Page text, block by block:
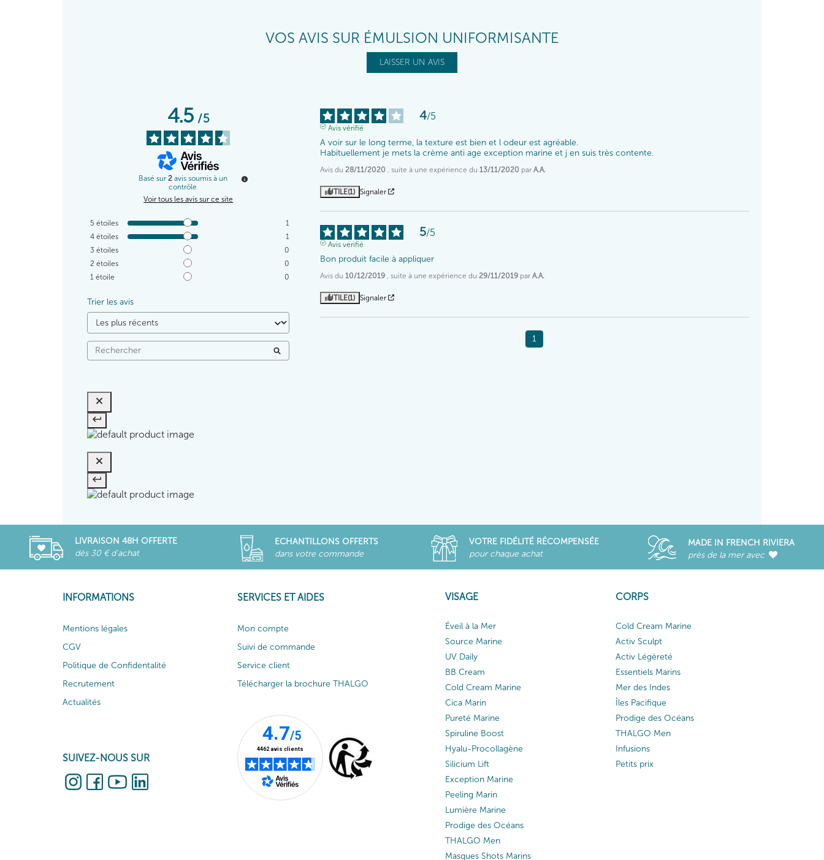
VOS AVIS SUR ÉMULSION UNIFORMISANTE
LAISSER UN AVIS
4.5/5
Basé sur 2 avis soumis à un
contrôle
Voir tous les avis sur ce site
5 étoiles
1
4 étoiles
1
3 étoiles
0
2 étoiles
0
1 étoile 0
Trier les avis
4/5
Avis vérifié
A voir sur le long terme, la texture est bien et l odeur est agréable.
Habituellement je mets la crème anti age exception marine et j en suis très contente.
Avis du 28/11/2020 , suite à une expérience du 13/11/2020 parA.A.
UTILE(1) Signaler
5/5
Avis vérifié
Bon produit facile à appliquer
Avis du 10/12/2019 , suite à une expérience du 29/11/2019 parA.A.
UTILE(1) Signaler
1
LIVRAISON 48H OFFERTE
dès 30 € d'achat
ECHANTILLONS OFFERTS
dans votre commande
VOTRE FIDÉLITÉ RÉCOMPENSÉE
pour chaque achat
MADE IN FRENCH RIVIERA
près de la mer avec
INFORMATIONS
Mentions légales
CGV
Politique de Confidentalité
Recrutement
Actualités
SUIVEZ-NOUS SUR
SERVICES ET AIDES
Mon compte
Suivi de commande
Service client
Télécharger la brochure THALGO
VISAGE
Éveil à la Mer
Source Marine
UV Daily
BB Cream
Cold Cream Marine
Cica Marin
Pureté Marine
Spiruline Boost
Hyalu-Procollagène
Silicium Lift
Exception Marine
Peeling Marin
Lumière Marine
Prodige des Océans
THALGO Men
Masques Shots Marins
CORPS
Cold Cream Marine
Activ Sculpt
Activ Légèreté
Essentiels Marins
Mer des Indes
Îles Pacifique
Prodige des Océans
THALGO Men
Infusions
Petits prix